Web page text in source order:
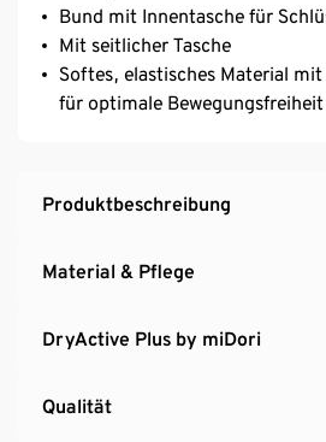
Bund mit Innentasche für
Mit seitlicher Tasche
Softes, elastisches Material
für optimale Bewegungsfreiheit
Produktbeschreibung
Material & Pflege
DryActive Plus by miDori
Qualität